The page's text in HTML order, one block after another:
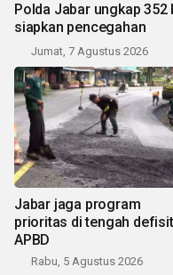
Polda Jabar ungkap
siapkan pencegahan
Jumat, 7 Agustus 2026
Jabar jaga program
prioritas di tengah defisit
APBD
Rabu, 5 Agustus 2026